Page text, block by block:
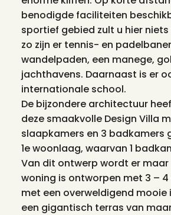
benodigde faciliteiten
sportief gebied zult u hier
zo zijn er tennis- en
wandelpaden, een manege,
jachthavens. Daarnaast is er
internationale school.
De bijzondere architectuur
deze smaakvolle Design Villa
slaapkamers en 3 badkamers
1e woonlaag, waarvan 1
Van dit ontwerp wordt er maar
woning is ontworpen met 3 –
met een overweldigend mooie
een gigantisch terras van